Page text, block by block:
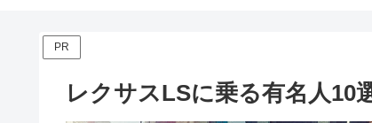
PR
レクサスLSに乗る有名人10